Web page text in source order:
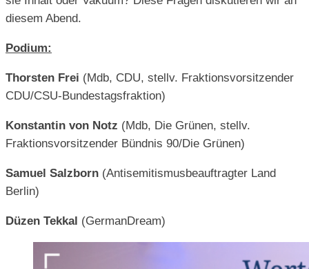
diesem Abend.
Podium:
Thorsten Frei (Mdb, CDU, stellv. Fraktionsvorsitzender
CDU/CSU-Bundestagsfraktion)
Konstantin von Notz (Mdb, Die Grünen, stellv.
Fraktionsvorsitzender Bündnis 90/Die Grünen)
Samuel Salzborn (Antisemitismusbeauftragter Land
Berlin)
Düzen Tekkal (GermanDream)